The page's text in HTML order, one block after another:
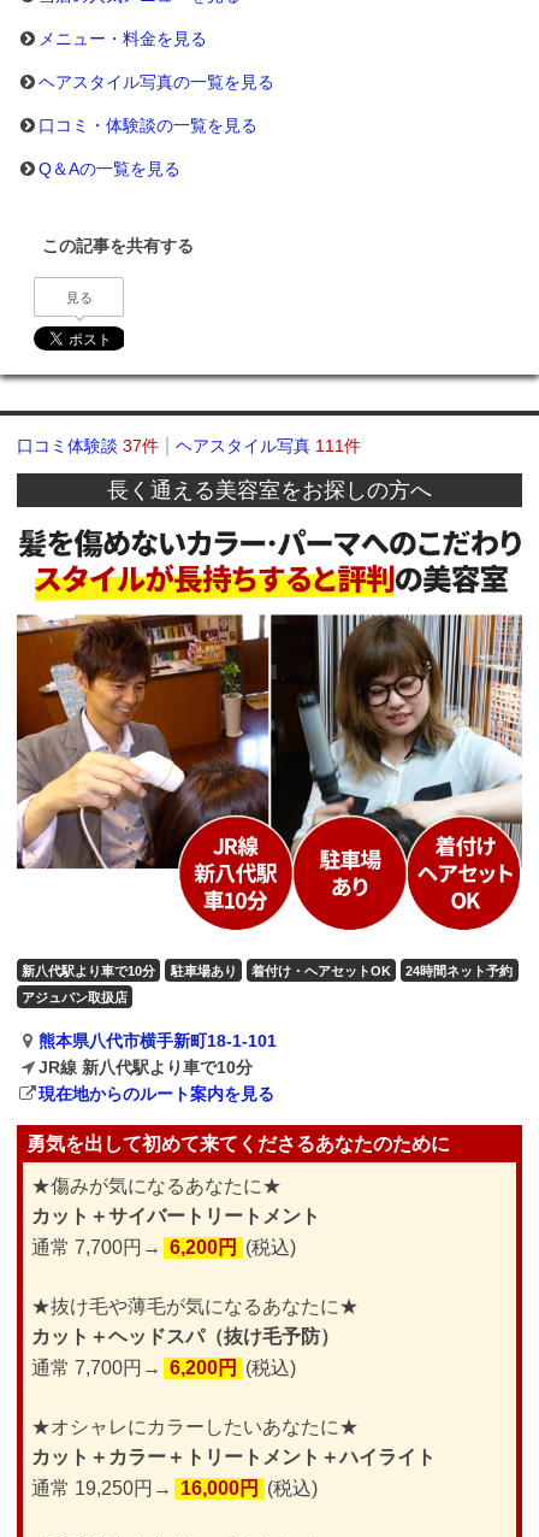
メニュー・料金を見る
ヘアスタイル写真の一覧を見る
口コミ・体験談の一覧を見る
Q＆Aの一覧を見る
この記事を共有する
見る
口コミ体験談 37件 ヘアスタイル写真 111件
長く通える美容室をお探しの方へ
新八代駅より車で10分 駐車場あり 着付け・ヘアセットOK
24時間ネット予約
アジュバン取扱店
熊本県八代市横手新町18-1-101
JR線 新八代駅より車で10分
現在地からのルート案内を見る
勇気を出して初めて来てくださるあなたのために
★傷みが気になるあなたに★
カット＋サイバートリートメント
通常 7,700円→ 6,200円 (税込)
★抜け毛や薄毛が気になるあなたに★
カット＋ヘッドスパ（抜け毛予防）
通常 7,700円→ 6,200円 (税込)
★オシャレにカラーしたいあなたに★
カット＋カラー＋トリートメント＋ハイライト
通常 19,250円→
16,000円 (税込)